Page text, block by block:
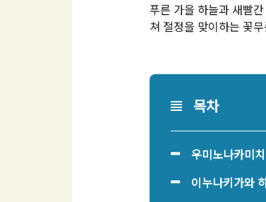
푸른 가을 하늘과 새빨
쳐 절정을 맞이하는 꽃
목차
우미노나카미
이누나키가와